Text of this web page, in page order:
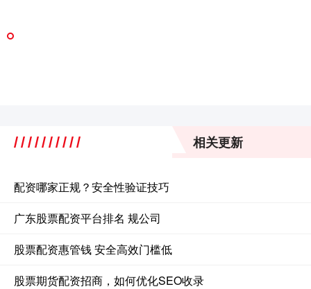
相关更新
配资哪家正规？安全性验证技巧
广东股票配资平台排名 规公司
股票配资惠管钱 安全高效门槛低
股票期货配资招商，如何优化SEO收录